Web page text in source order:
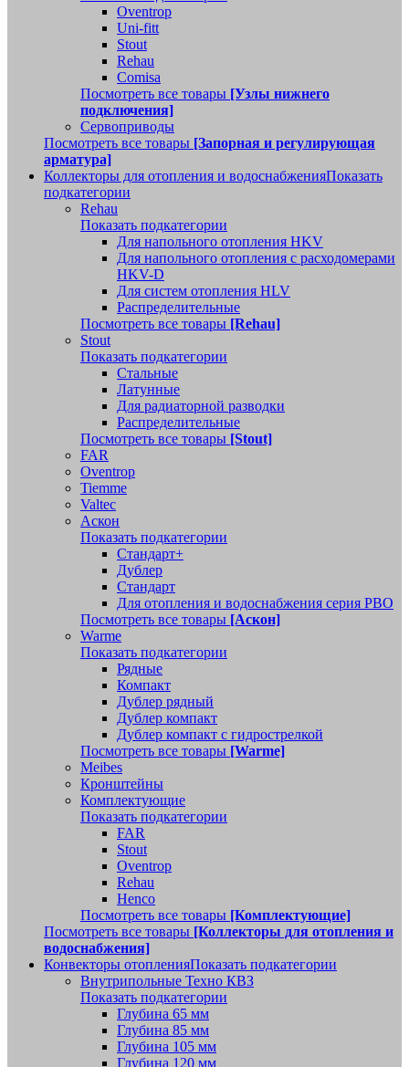
Oventrop
Uni-fitt
Stout
Rehau
Comisa
Посмотреть все товары [Узлы нижнего
подключения]
Сервоприводы
Посмотреть все товары [Запорная и регулирующая
арматура]
Коллекторы для отопления и водоснабженияПоказать
подкатегории
Rehau
Показать подкатегории
Для напольного отопления HKV
Для напольного отопления с расходомерами
HKV-D
Для систем отопления HLV
Распределительные
Посмотреть все товары [Rehau]
Stout
Показать подкатегории
Стальные
Латунные
Для радиаторной разводки
Распределительные
Посмотреть все товары [Stout]
FAR
Oventrop
Tiemme
Valtec
Аскон
Показать подкатегории
Стандарт+
Дублер
Стандарт
Для отопления и водоснабжения серия РВО
Посмотреть все товары [Аскон]
Warme
Показать подкатегории
Рядные
Компакт
Дублер рядный
Дублер компакт
Дублер компакт с гидрострелкой
Посмотреть все товары [Warme]
Meibes
Кронштейны
Комплектующие
Показать подкатегории
FAR
Stout
Oventrop
Rehau
Henco
Посмотреть все товары [Комплектующие]
Посмотреть все товары [Коллекторы для отопления и
водоснабжения]
Конвекторы отопленияПоказать подкатегории
Внутрипольные Техно КВЗ
Показать подкатегории
Глубина 65 мм
Глубина 85 мм
Глубина 105 мм
Глубина 120 мм